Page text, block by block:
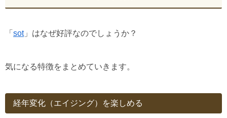
「 sot」はなぜ好評なのでしょうか？
気になる特徴をまとめていきます。
経年変化（エイジング）を楽しめる